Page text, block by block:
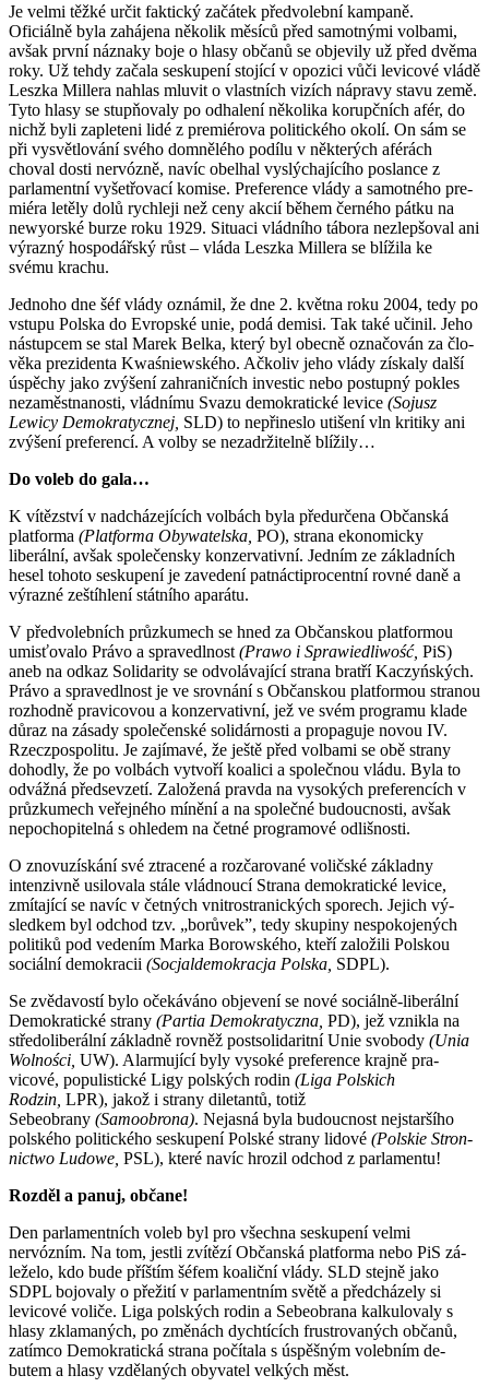
Je velmi těžké určit faktický začátek před­volební kampaně.
Oficiálně byla zahájena několik měsíců před samotnými volbami,
avšak první náznaky boje o hlasy občanů se objevily už před dvěma
roky. Už tehdy začala seskupení stojící v opozici vůči levicové vládě
Leszka Millera nahlas mluvit o vlast­ních vizích nápravy stavu země.
Tyto hlasy se stupňovaly po odhalení několika korupčních afér, do
nichž byli za­pleteni lidé z premiérova politického okolí. On sám se
při vysvětlování svého dom­nělého podílu v některých aférách
choval dosti nervózně, navíc obelhal vyslý­chají­­cího poslance z
parlamentní vyšetřovací komise. Preference vlády a samotného pre­
miéra letěly dolů rychleji než ceny akcií během černého pátku na
newyorské burze roku 1929. Situaci vládního tábora nezlepšoval ani
výrazný hos­podářský růst – vláda Leszka Millera se blížila ke
svému krachu.
Jednoho dne šéf vlády oznámil, že dne 2. května roku 2004, tedy po
vstupu Polska do Evropské unie, podá demisi. Tak také učinil. Jeho
nástupcem se stal Marek Belka, který byl obecně označován za člo­
věka prezidenta Kwaśniewského. Ačkoliv jeho vlády získaly další
úspěchy jako zvý­šení zahraničních investic nebo postupný pokles
nezaměstnanosti, vládnímu Svazu demokratické levice (Sojusz
Lewicy De­­mo­kratycznej, SLD) to nepřineslo uti­še­ní vln kritiky ani
zvýšení preferencí. A volby se nezadržitelně blížily…
Do voleb do gala…
K vítězství v nadcházejících volbách byla předurčena Občanská
platforma (Platforma Obywatelska, PO), strana ekono­micky
liberální, avšak společensky kon­zervativní. Jedním ze základních
hesel tohoto seskupení je zavedení patnáctipro­centní rovné daně a
výrazné zeštíhlení státního aparátu.
V předvolebních průz­kumech se hned za Občanskou platformou
umisťovalo Právo a spravedlnost (Prawo i Sprawiedliwość, PiS)
aneb na odkaz So­lidarity se odvolávající strana bratří Ka­czyńských.
Právo a spravedlnost je ve srov­nání s Občanskou platformou stranou
rozhodně pravicovou a konzervativní, jež ve svém programu klade
důraz na zá­sady společenské solidárnosti a propa­guje no­vou IV.
Rzeczpospolitu. Je za­jí­mavé, že ještě před volbami se obě strany
dohodly, že po volbách vytvoří koalici a společnou vládu. Byla to
odvážná předsevzetí. Za­lo­žená pravda na vysokých preferencích v
průz­kumech veřejného mínění a na spo­lečné budoucnosti, avšak
nepochopi­telná s ohledem na četné programové odliš­­nosti.
O znovuzískání své ztracené a roz­­ča­ro­vané vo­ličské základny
intenzivně usi­lovala stále vládnoucí Strana demokra­tické levice,
zmítající se navíc v četných vnitrostranických sporech. Jejich vý­
sledkem byl odchod tzv. „borůvek”, tedy sku­piny nespokojených
politiků pod vedením Marka Borowského, kteří založili Polskou
sociální demokracii (Socjalde­mokracja Polska, SDPL).
Se zvědavostí bylo oče­­ká­váno objevení se nové so­ciálně-liberální
Demokratické strany (Partia De­mo­kra­tyczna, PD), jež vznikla na
středoliberální základně rovněž postsolidaritní Unie svobody (Unia
Wolności, UW). Alar­mující byly vysoké preference krajně pra­
vicové, popu­listické Ligy polských rodin (Liga Polskich
Rodzin, LPR), jakož i strany diletantů, totiž
Sebeobrany (Samoobrona). Nejasná byla budoucnost nejstaršího
polského politic­kého seskupení Polské strany lidové (Pol­skie Stron­
nictwo Ludowe, PSL), které navíc hrozil od­chod z parlamentu!
Rozděl a panuj, občane!
Den parlamentních voleb byl pro všechna seskupení velmi
nervózním. Na tom, jestli zvítězí Občanská platforma nebo PiS zá­
leželo, kdo bude příštím šéfem koaliční vlády. SLD stejně jako
SDPL bojovaly o přežití v parlamentním světě a před­chá­­zely si
levicové voliče. Liga polských rodin a Sebeobrana kalkulovaly s
hlasy zklamaných, po změnách dychtících frustrovaných občanů,
zatímco Demokratická strana počítala s úspěšným volebním de­
butem a hlasy vzdělaných obyvatel vel­kých měst.